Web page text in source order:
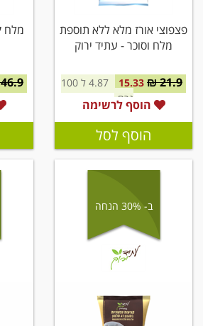
פצפוצי אורז מלא ללא תוספת
מלח וסוכר - עתיד ירוק
21.9 ₪
15.33
4.87 ל 100
גרם
הוסף לרשימה
הוסף לסל
46.9 ₪
ב- 30% הנחה